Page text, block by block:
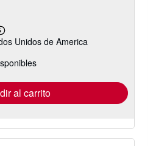
Más
información
las
tarifas
envío
Unidos de America
al carrito